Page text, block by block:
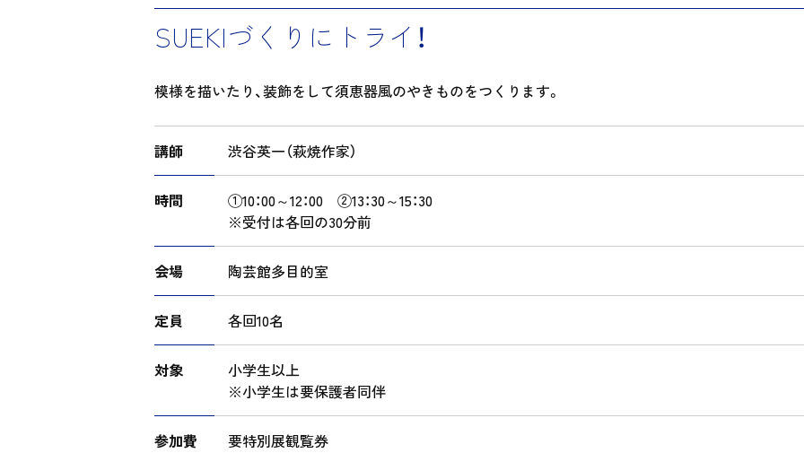
SUEKIづくりにトライ！
模様を描いたり、装飾をして須恵器風のやきものをつくります。
講師 渋谷英一（萩焼作家）
時間
①10：00～12：00 ②13：30～15：30
※受付は各回の30分前
会場 陶芸館多目的室
定員 各回10名
対象
小学生以上
※小学生は要保護者同伴
参加費 要特別展観覧券